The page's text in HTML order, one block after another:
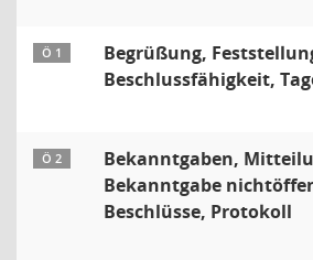
Ö 1
Begrüßung,
Beschlussfähigkeit,
Ö 2
Bekanntgaben,
Bekanntgabe
Beschlüsse, Protokoll